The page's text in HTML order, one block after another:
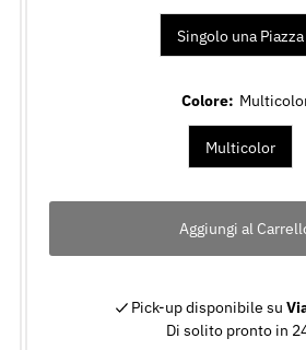
Singolo una Piazza
Colore:
Multicolor
Pick-up disponibile su
Di solito pronto in